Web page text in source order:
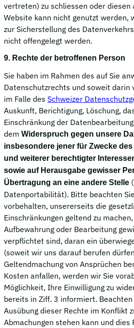
vertreten) zu schliessen oder diesen
Website kann nicht genutzt werden,
zur Sicherstellung des
nicht offengelegt werden.
9. Rechte der betroffenen Person
Sie haben im Rahmen des auf Sie
Datenschutzrechts und soweit darin
im Falle des Schweizer
Auskunft, Berichtigung, Löschung,
Einschränkung der
dem Widerspruch gegen unsere
insbesondere jener für Zwecke
und weiterer berechtigter
sowie auf Herausgabe gewisser
Übertragung an eine andere Stelle
Datenportabilität). Bitte beachten
vorbehalten, unsererseits die
Einschränkungen geltend zu
Aufbewahrung oder Bearbeitung
verpflichtet sind, daran ein
(soweit wir uns darauf berufen
Geltendmachung von Ansprüchen
Kosten anfallen, werden wir Sie
Möglichkeit, Ihre Einwilligung zu
bereits in Ziff. 3 informiert. Beachten
Ausübung dieser Rechte im Konflikt
Abmachungen stehen kann und dies